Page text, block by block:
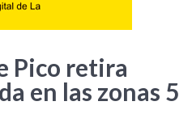
Pico retira
en las zonas 5